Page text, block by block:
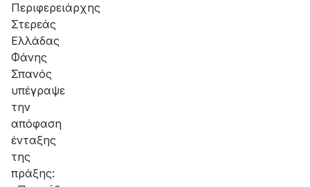
Περιφερειάρχης
Στερεάς
Ελλάδας
Φάνης
Σπανός
υπέγραψε
την
απόφαση
ένταξης
της
πράξης: